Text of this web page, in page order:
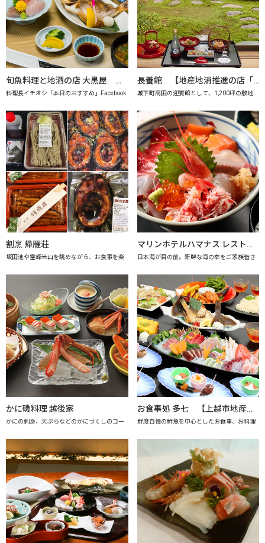
旬魚料理と地酒の店 大黒屋 【地産地消推進の店「プレミアム認定店」】
料理長イチオシ「本日のおすすめ」Facebook
長養館 【地産地消推進の店「プレミアム認定店」】
城下町高田の迎賓館として、1,200坪の敷地
割烹 帰雁荘
坂田池や霊峰米山を眺めながら、お食事を楽
マリンホテルハマナス レストラン海月【地産地消推進の店「プレミアム認定店」】
日本海が目の前。新鮮な海の幸をご家族皆さ
かに磯料理 越後家
かにの刺身、天ぷらなどのかにづくしのコー
お食事処 多七 【上越市地産地消推進の店認定店】
鮮度自慢の鮮魚を中心としたお食事、お料理